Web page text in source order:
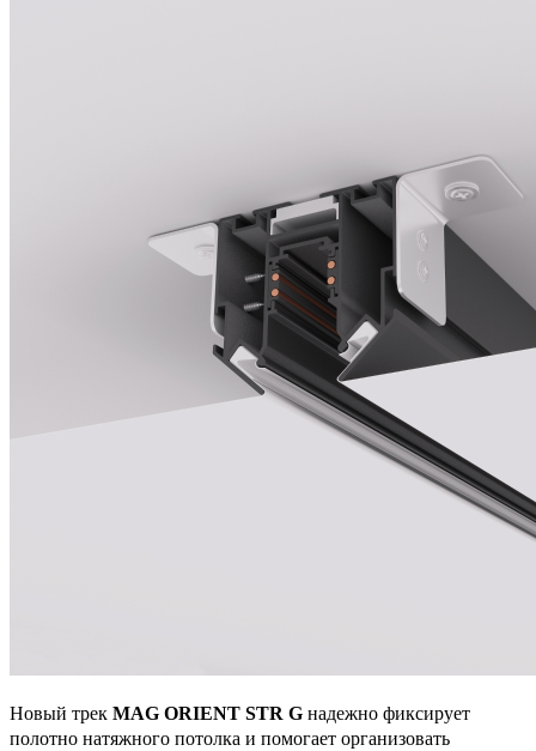
Новый трек MAG ORIENT STR G надежно фиксирует
полотно натяжного потолка и помогает организовать